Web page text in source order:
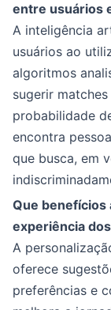
entre usuários
A inteligência
usuários ao
algoritmos
sugerir
probabilidade
encontra
que busca, em
Que benefícios
experiência
A
oferece
preferências e